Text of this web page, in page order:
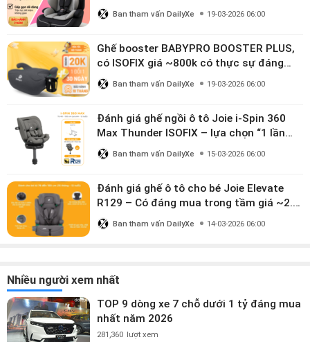
10 tuổi
Ban tham vấn DailyXe 19-03-2026 06:00
Ghế booster BABYPRO BOOSTER PLUS,
có ISOFIX giá ~800k có thực sự đáng
mua?
Ban tham vấn DailyXe 19-03-2026 06:00
Đánh giá ghế ngồi ô tô Joie i-Spin 360
Max Thunder ISOFIX – lựa chọn “1 lần
dùng đến 12 năm” có đáng giá gần 9
triệu?
Ban tham vấn DailyXe 15-03-2026 06:00
Đánh giá ghế ô tô cho bé Joie Elevate
R129 – Có đáng mua trong tầm giá ~2.8
triệu?
Ban tham vấn DailyXe 14-03-2026 06:00
Nhiều người xem nhất
TOP 9 dòng xe 7 chỗ dưới 1 tỷ đáng mua
nhất năm 2026
281,360 lượt xem